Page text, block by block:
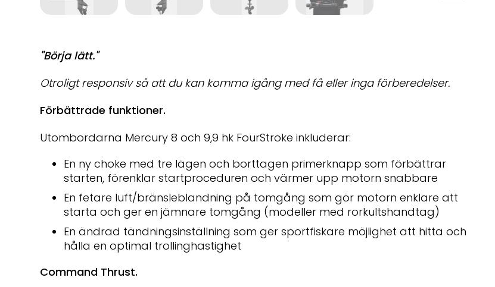
"Börja lätt."
Otroligt responsiv så att du kan komma igång med få eller inga förberedelser.
Förbättrade funktioner.
Utombordarna Mercury 8 och 9,9 hk FourStroke inkluderar:
En ny choke med tre lägen och borttagen primerknapp som förbättrar
starten, förenklar startproceduren och värmer upp motorn snabbare
En fetare luft/bränsleblandning på tomgång som gör motorn enklare att
starta och ger en jämnare tomgång (modeller med rorkultshandtag)
En ändrad tändningsinställning som ger sportfiskare möjlighet att hitta och
hålla en optimal trollinghastighet
Command Thrust.